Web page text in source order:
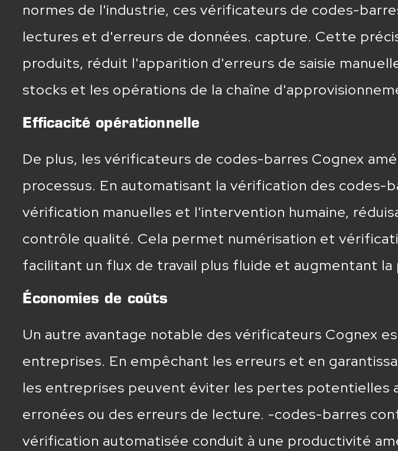
normes de l'industrie, ces vérificateurs de codes-
lectures et d'erreurs de données. capture. Cette
produits, réduit l'apparition d'erreurs de saisie
stocks et les opérations de la chaîne
Efficacité opérationnelle
De plus, les vérificateurs de codes-barres Cognex
processus. En automatisant la vérification des
vérification manuelles et l'intervention humaine,
contrôle qualité. Cela permet numérisation et
facilitant un flux de travail plus fluide et augmentant
Économies de coûts
Un autre avantage notable des vérificateurs Cognex
entreprises. En empêchant les erreurs et en
les entreprises peuvent éviter les pertes potentielles
erronées ou des erreurs de lecture. -codes-barres
vérification automatisée conduit à une productivité